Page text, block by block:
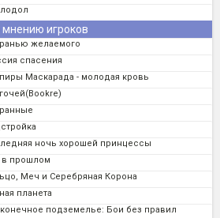
игроков
желаемого
спасения
Маскарада - молодая кровь
ночь хорошей принцессы
в прошлом
Меч и Серебряная Корона
планета
подземелье: Бои без правил